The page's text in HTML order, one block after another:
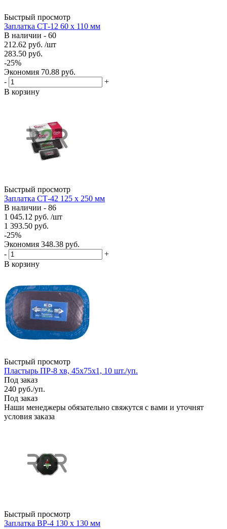
Быстрый просмотр
Заплатка СТ-12 60 х 110 мм
В наличии - 60
212.62 руб. /шт
283.50 руб.
-25%
Экономия 70.88 руб.
-
+
В корзину
Быстрый просмотр
Заплатка СТ-42 125 х 250 мм
В наличии - 86
1 045.12 руб. /шт
1 393.50 руб.
-25%
Экономия 348.38 руб.
-
+
В корзину
Быстрый просмотр
Пластырь ПР-8 хв, 45х75х1, 10 шт./уп.
Под заказ
240 руб./уп.
Под заказ
Наши менеджеры обязательно свяжутся с вами и уточнят
условия заказа
Быстрый просмотр
Заплатка BP-4 130 х 130 мм